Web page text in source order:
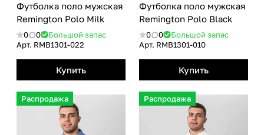
Футболка поло мужская
Remington Polo Milk
0 0
Большой запас
Арт. RMB1301-022
Купить
Футболка поло мужская
Remington Polo Black
0 0
Большой запас
Арт. RMB1301-010
Купить
Распродажа Распродажа